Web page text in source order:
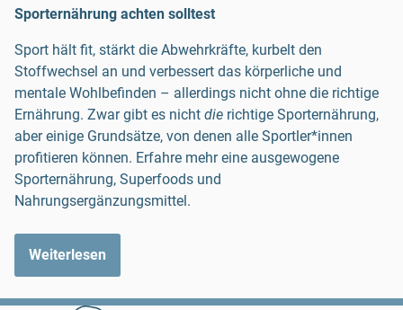
Sporternährung achten solltest
Sport hält fit, stärkt die Abwehrkräfte, kurbelt den
Stoffwechsel an und verbessert das körperliche und
mentale Wohlbefinden – allerdings nicht ohne die richtige
Ernährung. Zwar gibt es nicht die richtige Sporternährung,
aber einige Grundsätze, von denen alle Sportler*innen
profitieren können. Erfahre mehr eine ausgewogene
Sporternährung, Superfoods und
Nahrungsergänzungsmittel.
Weiterlesen